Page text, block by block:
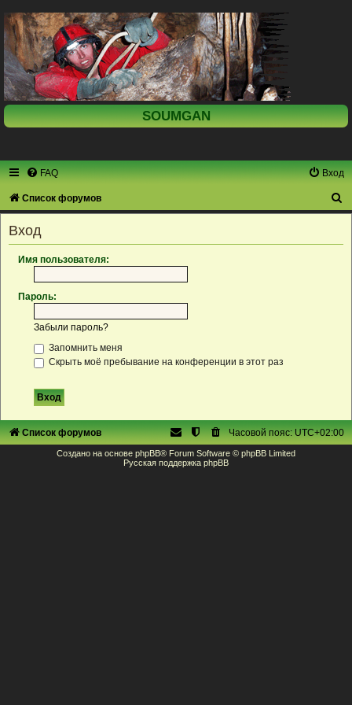
SOUMGAN
FAQ Вход
Список форумов
Вход
Имя пользователя:
Пароль:
Забыли пароль?
Запомнить меня
Скрыть моё пребывание на конференции в этот раз
Список форумов Часовой пояс:UTC+02:00
Создано на основе phpBB® Forum Software © phpBB Limited
Русская поддержка phpBB